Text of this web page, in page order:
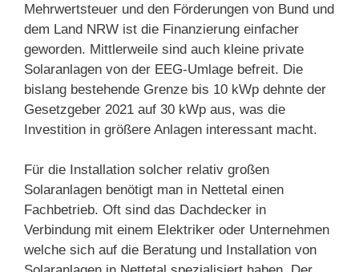
Mehrwertsteuer und den Förderungen von Bund und
dem Land NRW ist die Finanzierung einfacher
geworden. Mittlerweile sind auch kleine private
Solaranlagen von der EEG-Umlage befreit. Die
bislang bestehende Grenze bis 10 kWp dehnte der
Gesetzgeber 2021 auf 30 kWp aus, was die
Investition in größere Anlagen interessant macht.
Für die Installation solcher relativ großen
Solaranlagen benötigt man in Nettetal einen
Fachbetrieb. Oft sind das Dachdecker in
Verbindung mit einem Elektriker oder Unternehmen
welche sich auf die Beratung und Installation von